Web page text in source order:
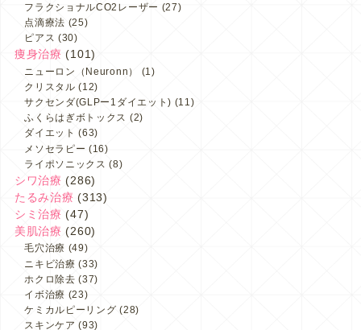
フラクショナルCO2レーザー (27)
点滴療法 (25)
ピアス (30)
痩身治療 (101)
ニューロン（Neuronn）
(1)
クリスタル (12)
サクセンダ(GLPー1ダイエット) (11)
ふくらはぎボトックス (2)
ダイエット (63)
メソセラピー (16)
ライポソニックス (8)
シワ治療 (286)
たるみ治療 (313)
シミ治療 (47)
美肌治療 (260)
毛穴治療 (49)
ニキビ治療 (33)
ホクロ除去 (37)
イボ治療 (23)
ケミカルピーリング (28)
スキンケア (93)